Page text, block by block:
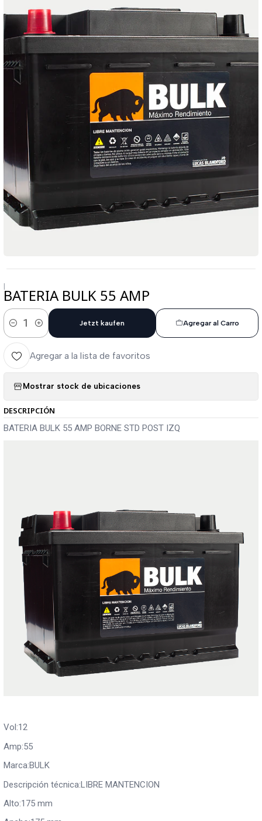
|BATERIA BULK 55 AMP
Cantidad
Agregar al Carro
Jetzt kaufen
Agregar a la lista de favoritos
Mostrar stock de ubicaciones
DESCRIPCIÓN
BATERIA BULK 55 AMP BORNE STD POST IZQ
Vol:12
Amp:55
Marca:BULK
Descripción técnica:LIBRE MANTENCION
Alto:175 mm